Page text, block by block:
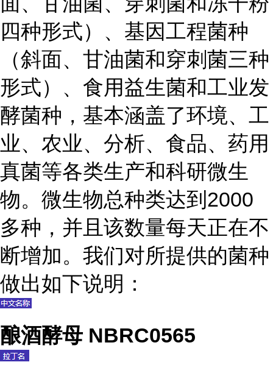
四种形式）、基因工程菌种
（斜面、甘油菌和穿刺菌三种
形式）、食用益生菌和工业发
酵菌种，基本涵盖了环境、工
业、农业、分析、食品、药用
真菌等各类生产和科研微生
物。微生物总种类达到2000
多种，并且该数量每天正在不
断增加。我们对所提供的菌种
做出如下说明：
酿酒酵母 NBRC0565